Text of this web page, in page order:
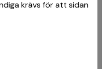
krävs för att sidan